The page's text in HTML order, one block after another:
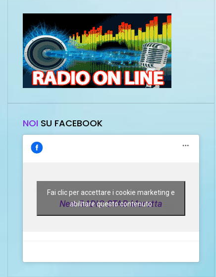
NOI SU FACEBOOK
New RADIO STAR Marotta
Fai clic per accettare i cookie marketing e
abilitare questo contenuto